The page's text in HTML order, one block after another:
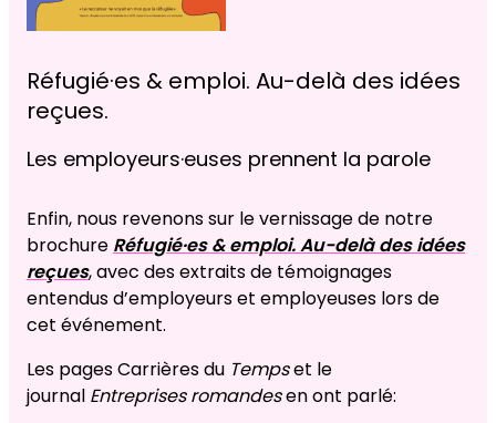
Réfugié·es & emploi. Au-delà des idées
reçues.
Les employeurs·euses prennent la parole
Enfin, nous revenons sur le vernissage de notre
brochure Réfugié·es & emploi. Au-delà des idées
reçues, avec des extraits de témoignages
entendus d’employeurs et employeuses lors de
cet événement.
Les pages Carrières du Tempset le
journal Entreprises romandesen ont parlé: